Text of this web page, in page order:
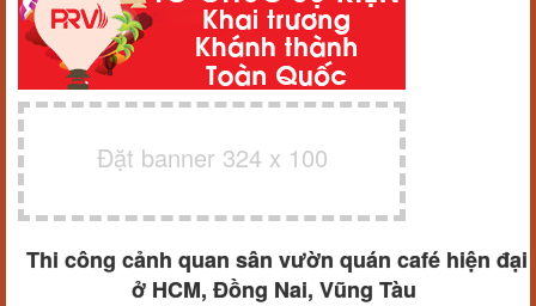
Đặt banner 324 x 100
Thi công cảnh quan sân vườn quán café hiện đại
ở HCM, Đồng Nai, Vũng Tàu